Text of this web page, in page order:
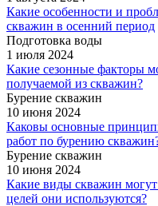
Какие особенности и
скважин в осенний период
Подготовка воды
1 июля 2024
Какие сезонные факторы
получаемой из скважин?
Бурение скважин
10 июня 2024
Каковы основные
работ по бурению
Бурение скважин
10 июня 2024
Какие виды скважин
целей они используются?